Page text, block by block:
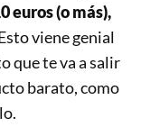
euros (o más),
viene genial
que te va a salir
barato, como